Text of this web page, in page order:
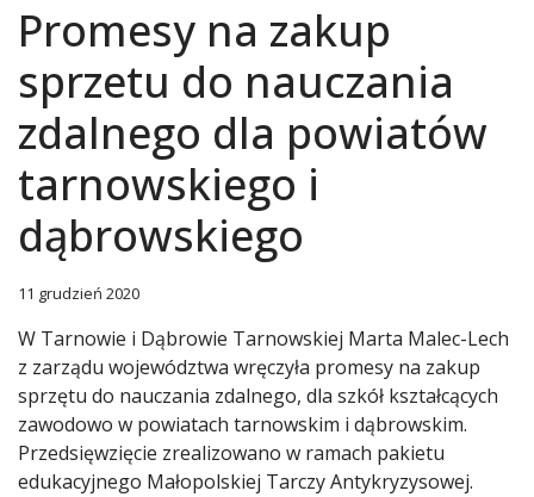
Promesy na zakup
sprzetu do nauczania
zdalnego dla powiatów
tarnowskiego i
dąbrowskiego
11 grudzień 2020
W Tarnowie i Dąbrowie Tarnowskiej Marta Malec-Lech
z zarządu województwa wręczyła promesy na zakup
sprzętu do nauczania zdalnego, dla szkół kształcących
zawodowo w powiatach tarnowskim i dąbrowskim.
Przedsięwzięcie zrealizowano w ramach pakietu
edukacyjnego Małopolskiej Tarczy Antykryzysowej.